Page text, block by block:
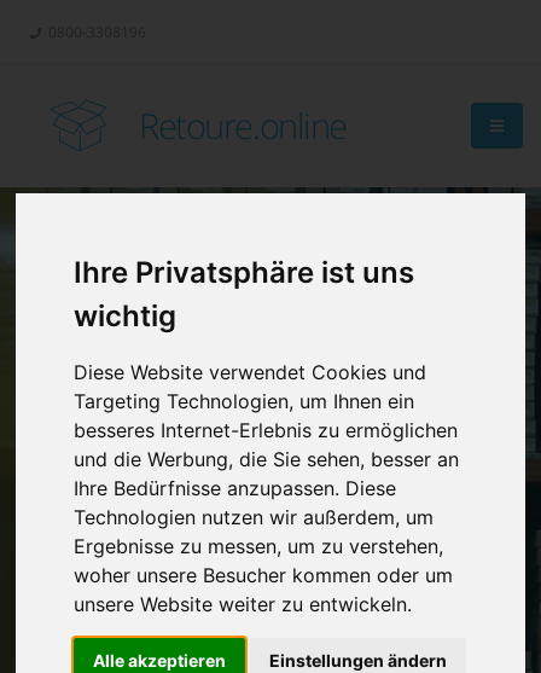
Ihre Privatsphäre ist uns
wichtig
Diese Website verwendet Cookies und
Targeting Technologien, um Ihnen ein
besseres Internet-Erlebnis zu ermöglichen
und die Werbung, die Sie sehen, besser an
Ihre Bedürfnisse anzupassen. Diese
Technologien nutzen wir außerdem, um
Ergebnisse zu messen, um zu verstehen,
woher unsere Besucher kommen oder um
unsere Website weiter zu entwickeln.
Alle akzeptieren Einstellungen ändern
Retoure.online
Retouren-
Management?
Vereinbaren Sie einenRückruf
Hinterlassen Sie uns gern eine persönliche Nachricht.